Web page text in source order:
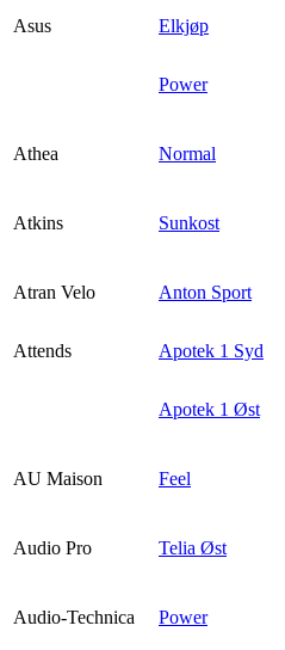
Asus
Elkjøp
Power
Athea Normal
Atkins Sunkost
Atran Velo Anton Sport
Attends
Apotek 1 Syd
Apotek 1 Øst
AU Maison Feel
Audio Pro Telia Øst
Audio-Technica Power